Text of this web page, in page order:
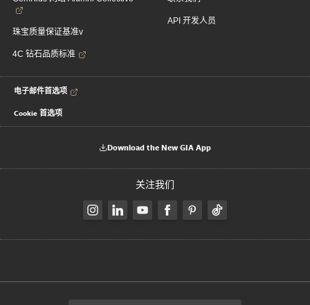
珠宝质量保证基准v
4C 钻石品质标准
API 开发人员
电子邮件首选项
Cookie 首选项
Download the New GIA App
关注我们